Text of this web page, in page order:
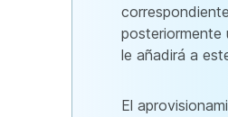
posteriormente
le añadirá a
El